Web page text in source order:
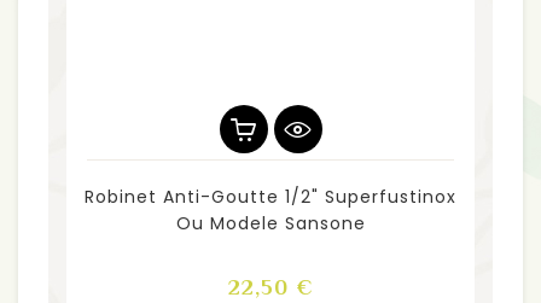
Robinet Anti-Goutte 1/2" Superfustinox
Ou Modele Sansone
22,50 €